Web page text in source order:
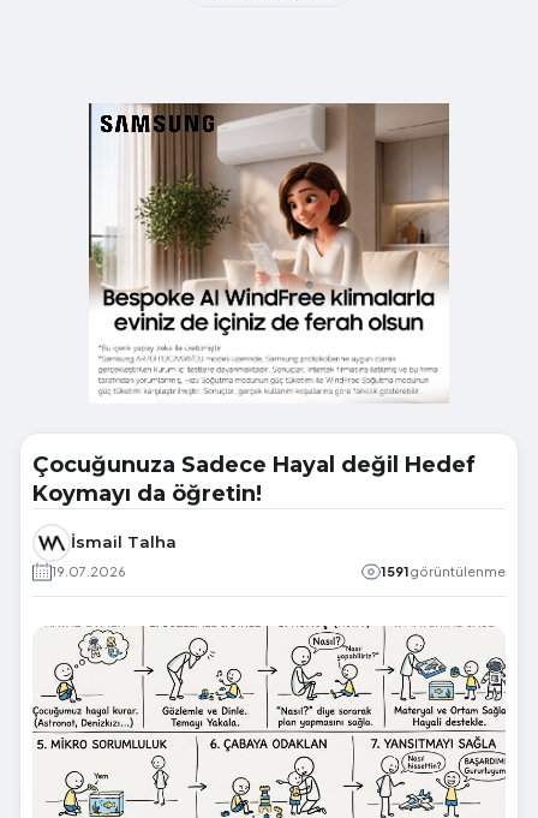
Çocuğunuza Sadece Hayal değil Hedef
Koymayı da öğretin!
İsmail Talha
19.07.2026 1591görüntülenme